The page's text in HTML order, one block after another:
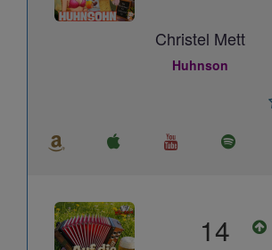
Christel Mett
Huhnson
14